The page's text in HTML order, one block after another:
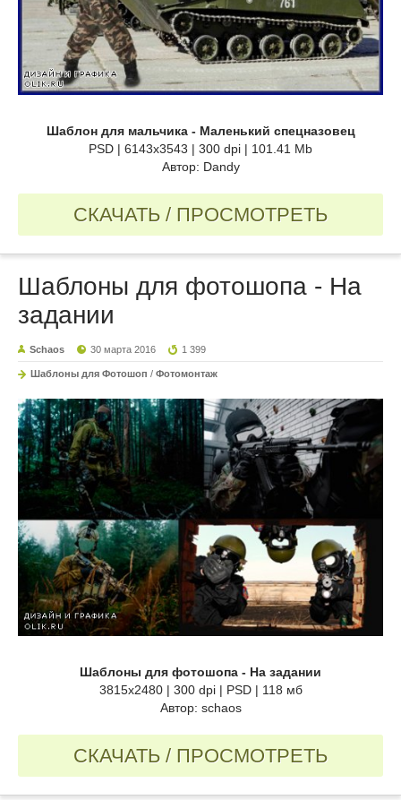
Шаблон для мальчика - Маленький спецназовец
PSD | 6143x3543 | 300 dpi | 101.41 Mb
Автор: Dandy
СКАЧАТЬ / ПРОСМОТРЕТЬ
Шаблоны для фотошопа - На
задании
Schaos 30 марта 2016 1 399
Шаблоны для Фотошоп / Фотомонтаж
Шаблоны для фотошопа - На задании
3815х2480 | 300 dpi | PSD | 118 мб
Автор: schaos
СКАЧАТЬ / ПРОСМОТРЕТЬ